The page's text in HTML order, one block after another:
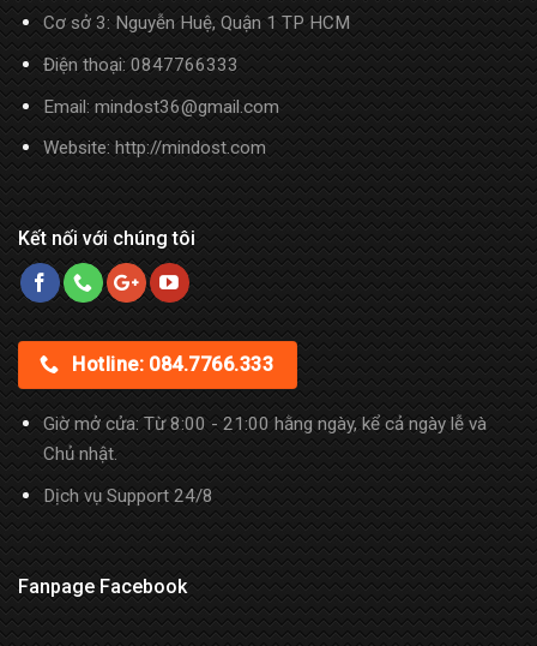
Cơ sở 3: Nguyễn Huệ, Quận 1 TP HCM
Điện thoại:0847766333
Email: mindost36@gmail.com
Website: http://mindost.com
Kết nối với chúng tôi
Hotline: 084.7766.333
Giờ mở cửa: Từ 8:00 - 21:00 hằng ngày, kể cả ngày lễ và
Chủ nhật.
Dịch vụ Support 24/8
Fanpage Facebook